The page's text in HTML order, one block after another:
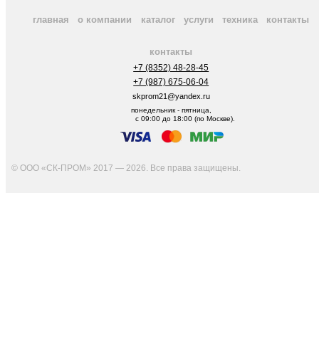
главная о компании каталог услуги техника контакты
контакты
+7 (8352) 48-28-45
+7 (987) 675-06-04
skprom21@yandex.ru
понедельник - пятница,
с 09:00 до 18:00 (по Москве).
© ООО «СК-ПРОМ» 2017 — 2026. Все права защищены